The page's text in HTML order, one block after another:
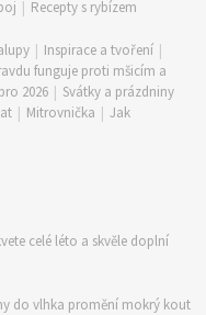
| Recepty s rybízem
| Inspirace a tvoření |
funguje proti mšicím a
2026 | Svátky a prázdniny
| Mitrovnička | Jak
celé léto a skvěle doplní
do vlhka promění mokrý kout